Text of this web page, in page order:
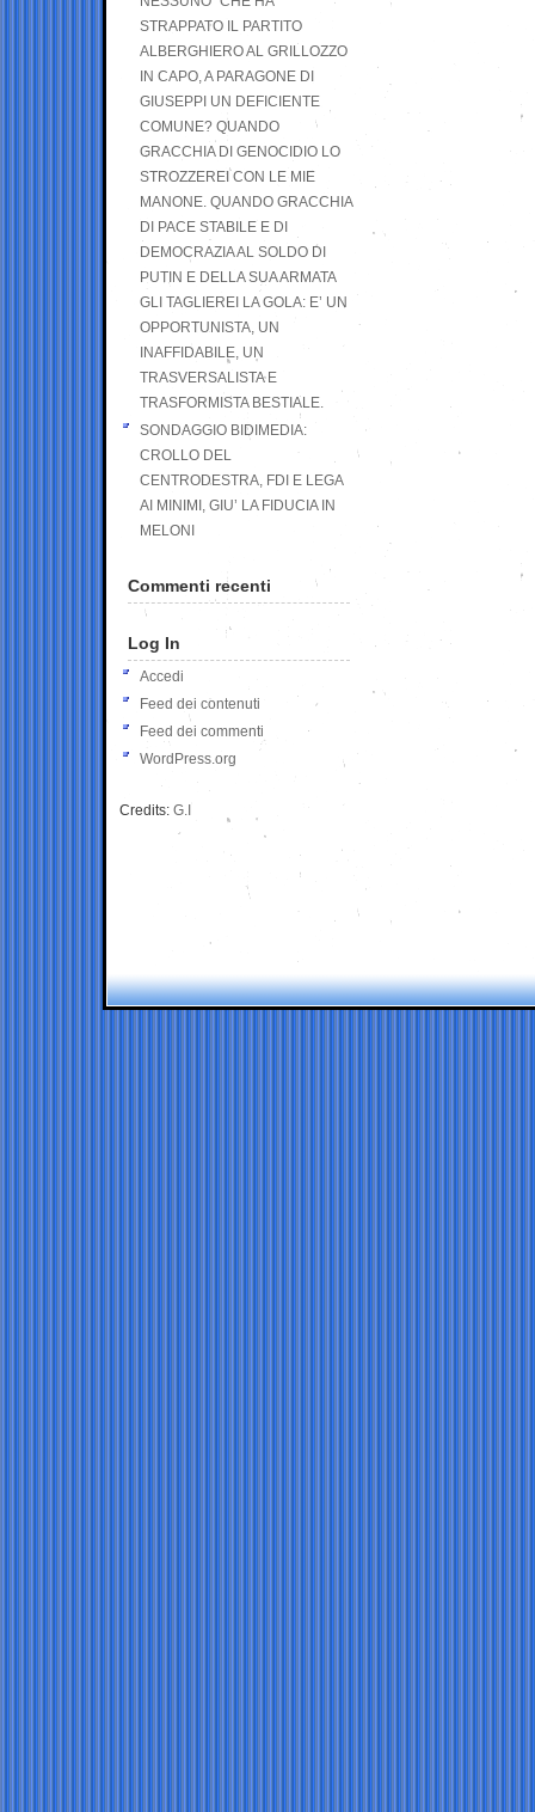
STRAPPATO IL PARTITO
ALBERGHIERO AL GRILLOZZO
IN CAPO, A PARAGONE DI
GIUSEPPI UN DEFICIENTE
COMUNE? QUANDO
GRACCHIA DI GENOCIDIO LO
STROZZEREI CON LE MIE
MANONE. QUANDO GRACCHIA
DI PACE STABILE E DI
DEMOCRAZIA AL SOLDO DI
PUTIN E DELLA SUA ARMATA
GLI TAGLIEREI LA GOLA: E’ UN
OPPORTUNISTA, UN
INAFFIDABILE, UN
TRASVERSALISTA E
TRASFORMISTA BESTIALE.
SONDAGGIO BIDIMEDIA:
CROLLO DEL
CENTRODESTRA, FDI E LEGA
AI MINIMI, GIU’ LA FIDUCIA IN
MELONI
Commenti recenti
Log In
Accedi
Feed dei contenuti
Feed dei commenti
WordPress.org
Credits: G.I